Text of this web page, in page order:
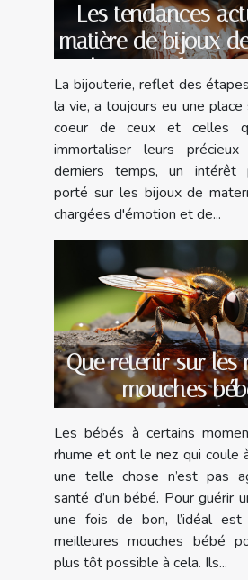
Les tendances
matière de bijoux
et leur
La bijouterie, reflet des
la vie, a toujours eu une place
coeur de ceux et celles
immortaliser leurs précieux
derniers temps, un intérêt
porté sur les bijoux de
chargées d'émotion et de...
Que retenir sur les
mouches
Les bébés à certains
rhume et ont le nez qui coule
une telle chose n’est pas
santé d’un bébé. Pour guérir
une fois de bon, l’idéal
meilleures mouches bébé
plus tôt possible à cela. Ils...